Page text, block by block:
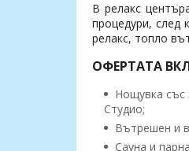
В релакс
процедури, след
релакс, топло
ОФЕРТАТА
Нощувка със
Студио;
Вътрешен и
Сауна и